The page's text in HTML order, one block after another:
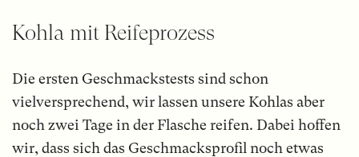
Kohla mit Reifeprozess
Die ersten Geschmackstests sind schon
vielversprechend, wir lassen unsere Kohlas aber
noch zwei Tage in der Flasche reifen. Dabei hoffen
wir, dass sich das Geschmacksprofil noch etwas